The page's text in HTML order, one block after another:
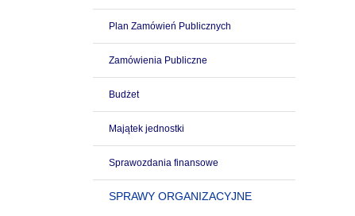
Plan Zamówień Publicznych
Zamówienia Publiczne
Budżet
Majątek jednostki
Sprawozdania finansowe
SPRAWY ORGANIZACYJNE